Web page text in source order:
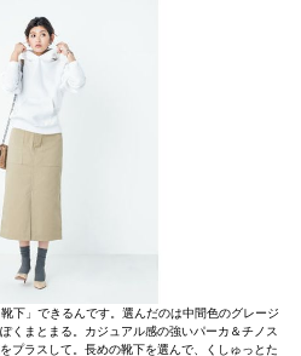
下」できるんです。選んだのは中間色のグレージ
くまとまる。カジュアル感の強いパーカ＆チノス
プラスして。長めの靴下を選んで、くしゅっとた